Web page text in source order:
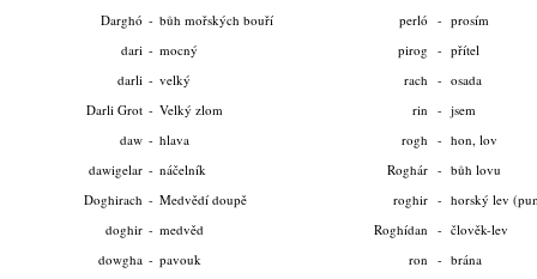
Darghó - bůh mořských bouří perló - prosím
dari - mocný pirog - přítel
darli - velký rach - osada
Darli Grot - Velký zlom rin - jsem
daw - hlava rogh - hon, lov
dawigelar - náčelník Roghár - bůh lovu
Doghirach - Medvědí doupě roghir - horský lev
doghir - medvěd Roghídan - člověk-lev
dowgha - pavouk ron - brána